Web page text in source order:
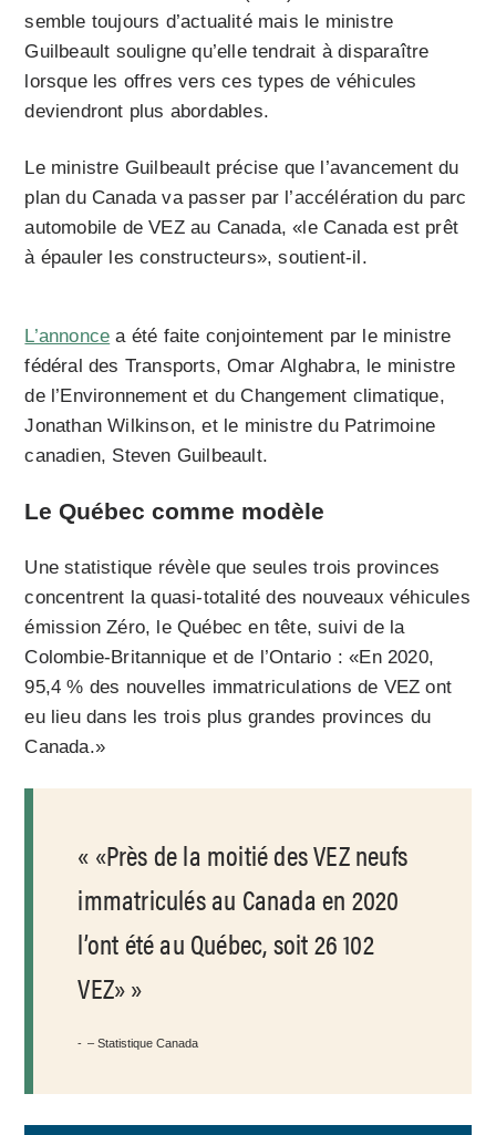
semble toujours d’actualité mais le ministre
Guilbeault souligne qu’elle tendrait à disparaître
lorsque les offres vers ces types de véhicules
deviendront plus abordables.
Le ministre Guilbeault précise que l’avancement du
plan du Canada va passer par l’accélération du parc
automobile de VEZ au Canada, «le Canada est prêt
à épauler les constructeurs», soutient-il.
L’annonce a été faite conjointement par le ministre
fédéral des Transports, Omar Alghabra, le ministre
de l’Environnement et du Changement climatique,
Jonathan Wilkinson, et le ministre du Patrimoine
canadien, Steven Guilbeault.
Le Québec comme modèle
Une statistique révèle que seules trois provinces
concentrent la quasi-totalité des nouveaux véhicules
émission Zéro, le Québec en tête, suivi de la
Colombie-Britannique et de l’Ontario : «En 2020,
95,4 % des nouvelles immatriculations de VEZ ont
eu lieu dans les trois plus grandes provinces du
Canada.»
«Près de la moitié des VEZ neufs
immatriculés au Canada en 2020
l’ont été au Québec, soit 26 102
VEZ»
– Statistique Canada